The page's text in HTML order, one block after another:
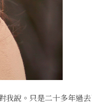
我說。只是二十多年過